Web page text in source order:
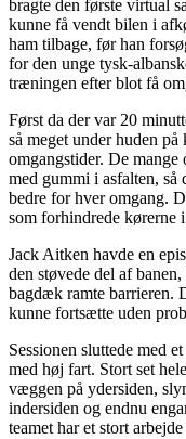
bragte den første virtual
kunne få vendt bilen i
ham tilbage, før han
for den unge tysk-
træningen efter blot få
Først da der var 20
så meget under huden
omgangstider. De mange
med gummi i asfalten,
bedre for hver omgang.
som forhindrede kørerne
Jack Aitken havde en
den støvede del af
bagdæk ramte barrieren.
kunne fortsætte uden
Sessionen sluttede med
med høj fart. Stort set
væggen på ydersiden,
indersiden og endnu
teamet har et stort